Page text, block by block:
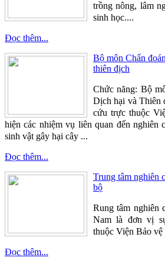
trồng nông, lâm
sinh học....
Đọc thêm...
Bộ môn Chẩn
thiên địch
Chức năng: Bộ
Dịch hại và Thiên
cứu trực thuộc
hiện các nhiệm vụ liên quan đến nghiên
sinh vật gây hại cây ...
Đọc thêm...
Trung tâm nghiên
bộ
Rung tâm nghiên
Nam là đơn vị
thuộc Viện Bảo vệ
Đọc thêm...